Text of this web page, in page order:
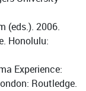
(eds.). 2006.
Honolulu:
Experience:
Routledge.